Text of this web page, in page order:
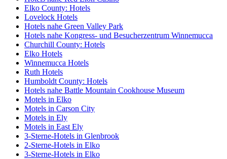
Elko County: Hotels
Lovelock Hotels
Hotels nahe Green Valley Park
Hotels nahe Kongress- und Besucherzentrum Winnemucca
Churchill County: Hotels
Elko Hotels
Winnemucca Hotels
Ruth Hotels
Humboldt County: Hotels
Hotels nahe Battle Mountain Cookhouse Museum
Motels in Elko
Motels in Carson City
Motels in Ely
Motels in East Ely
3-Sterne-Hotels in Glenbrook
2-Sterne-Hotels in Elko
3-Sterne-Hotels in Elko